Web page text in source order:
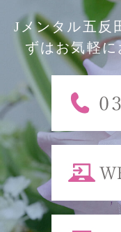
Jメンタル五反
ずはお気軽に